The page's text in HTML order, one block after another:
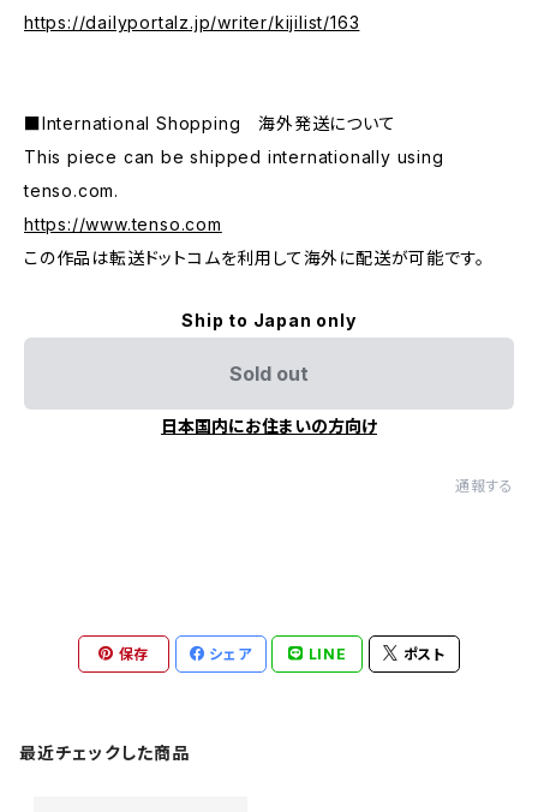
https://dailyportalz.jp/writer/kijilist/163
■International Shopping 海外発送について
This piece can be shipped internationally using
tenso.com.
https://www.tenso.com
この作品は転送ドットコムを利用して海外に配送が可能です。
Ship to Japan only
Sold out
日本国内にお住まいの方向け
通報する
保存 シェア LINE ポスト
最近チェックした商品